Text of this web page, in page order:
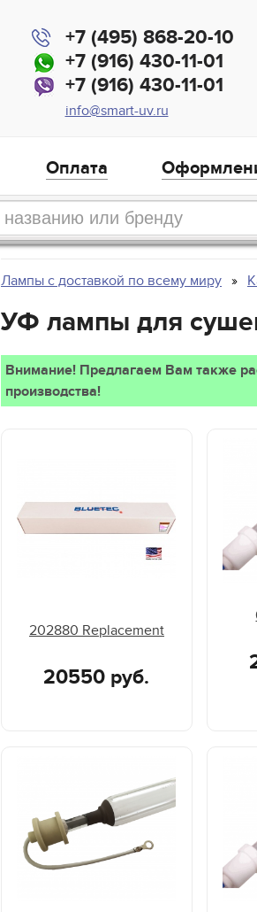
+7 (495) 868-20-10
+7 (916) 430-11-01
+7 (916) 430-11-01
info@smart-uv.ru
Оплата
Лампы с доставкой по всему миру
УФ лампы для
Внимание! Предлагаем Вам также
производства!
202880 Replacement
20550 руб.